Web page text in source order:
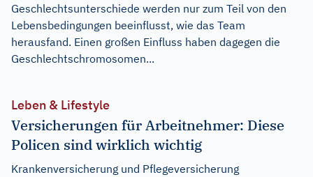
Geschlechtsunterschiede werden nur zum Teil von den
Lebensbedingungen beeinflusst, wie das Team
herausfand. Einen großen Einfluss haben dagegen die
Geschlechtschromosomen...
Leben & Lifestyle
Versicherungen für Arbeitnehmer: Diese
Policen sind wirklich wichtig
Krankenversicherung und Pflegeversicherung